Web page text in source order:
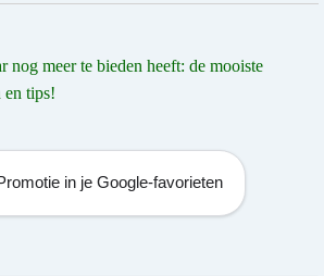
nog meer te bieden heeft: de mooiste
en tips!
in je Google-favorieten